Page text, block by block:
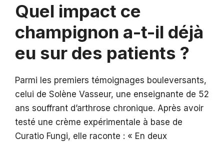
Quel impact ce
champignon a-t-il déjà
eu sur des patients ?
Parmi les premiers témoignages bouleversants,
celui de Solène Vasseur, une enseignante de 52
ans souffrant d’arthrose chronique. Après avoir
testé une crème expérimentale à base de
Curatio Fungi, elle raconte : « En deux